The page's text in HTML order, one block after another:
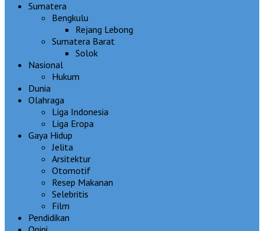
Sumatera
Bengkulu
Rejang Lebong
Sumatera Barat
Solok
Nasional
Hukum
Dunia
Olahraga
Liga Indonesia
Liga Eropa
Gaya Hidup
Jelita
Arsitektur
Otomotif
Resep Makanan
Selebritis
Film
Pendidikan